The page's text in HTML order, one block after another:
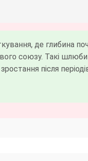
де глибина
союзу. Такі
після